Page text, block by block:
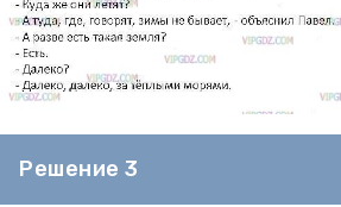
Решение 3